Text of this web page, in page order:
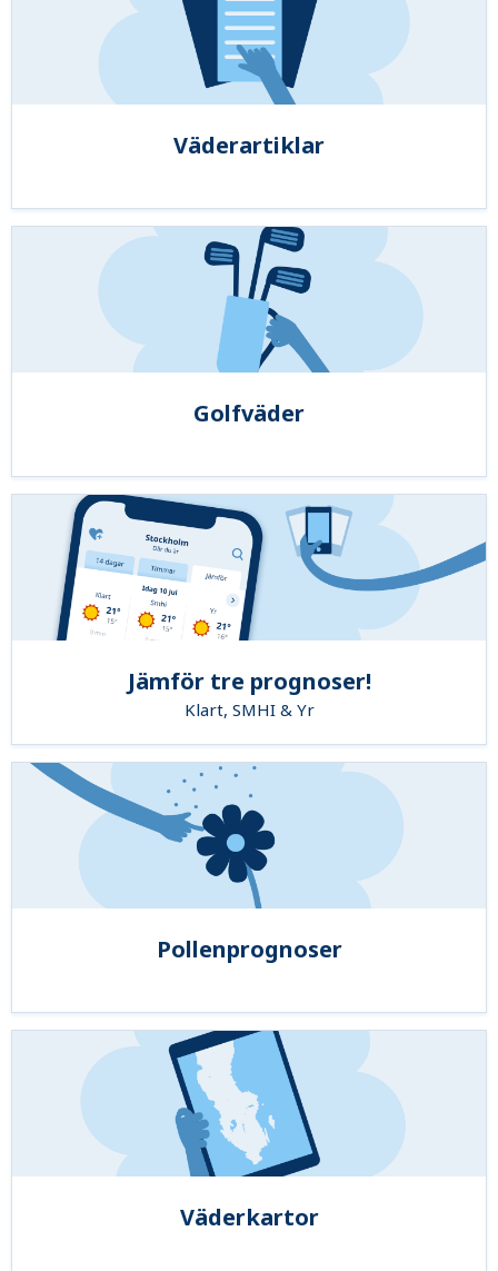
Väderartiklar
Golfväder
Jämför tre prognoser!
Klart, SMHI & Yr
Pollenprognoser
Väderkartor